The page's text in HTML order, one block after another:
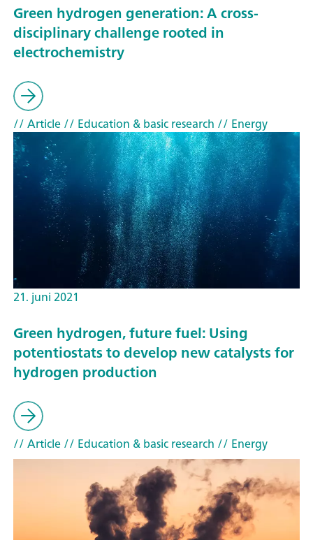
Green hydrogen generation: A cross-
disciplinary challenge rooted in
electrochemistry
// Article// Education & basic research // Energy
21. juni 2021
Green hydrogen, future fuel: Using
potentiostats to develop new catalysts for
hydrogen production
// Article// Education & basic research // Energy